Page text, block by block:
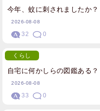
今年、蚊に刺されましたか？
2026-08-08
32 0
自宅に何かしらの図鑑ある？
くらし
2026-08-08
33 0